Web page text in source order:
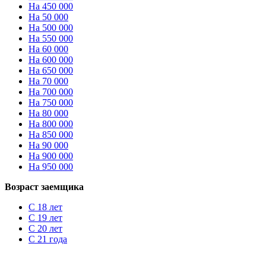
На 450 000
На 50 000
На 500 000
На 550 000
На 60 000
На 600 000
На 650 000
На 70 000
На 700 000
На 750 000
На 80 000
На 800 000
На 850 000
На 90 000
На 900 000
На 950 000
Возраст заемщика
С 18 лет
С 19 лет
С 20 лет
С 21 года